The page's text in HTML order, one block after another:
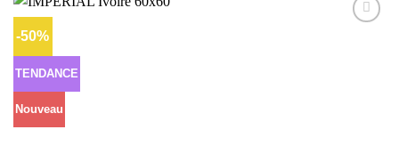
-50%
TENDANCE
Nouveau